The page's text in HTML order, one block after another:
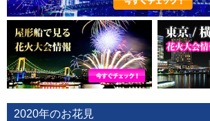
2020年のお花見